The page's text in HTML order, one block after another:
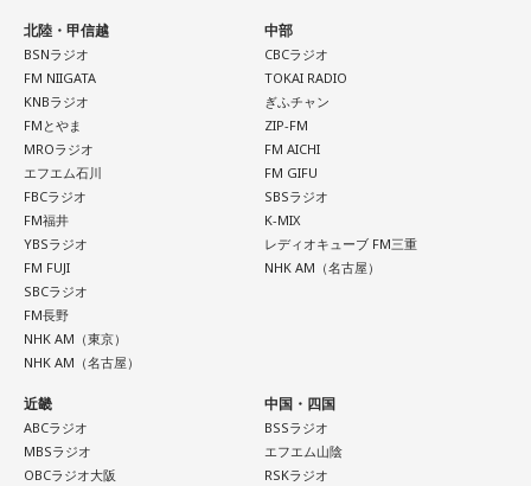
北陸・甲信越
BSNラジオ
FM NIIGATA
KNBラジオ
FMとやま
MROラジオ
エフエム石川
FBCラジオ
FM福井
YBSラジオ
FM FUJI
SBCラジオ
FM長野
NHK AM（東京）
NHK AM（名古屋）
中部
CBCラジオ
TOKAI RADIO
ぎふチャン
ZIP-FM
FM AICHI
FM GIFU
SBSラジオ
K-MIX
レディオキューブ FM三重
NHK AM（名古屋）
近畿
ABCラジオ
MBSラジオ
OBCラジオ大阪
中国・四国
BSSラジオ
エフエム山陰
RSKラジオ